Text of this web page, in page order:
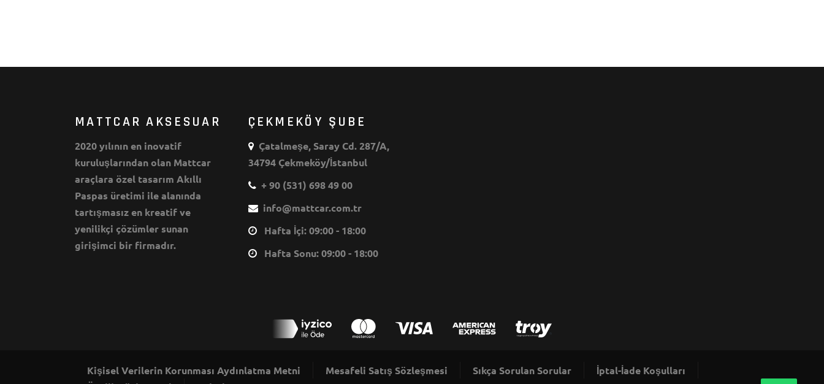
MATTCAR AKSESUAR
2020 yılının en inovatif
kuruluşlarından olan Mattcar
araçlara özel tasarım Akıllı
Paspas üretimi ile alanında
tartışmasız en kreatif ve
yenilikçi çözümler sunan
girişimci bir firmadır.
ÇEKMEKÖY ŞUBE
Çatalmeşe, Saray Cd. 287/A,
34794 Çekmeköy/İstanbul
+ 90 (531) 698 49 00
info@mattcar.com.tr
Hafta İçi: 09:00 - 18:00
Hafta Sonu: 09:00 - 18:00
Kişisel Verilerin Korunması Aydınlatma Metni Mesafeli Satış Sözleşmesi Sıkça Sorulan Sorular
İptal-İade Koşulları